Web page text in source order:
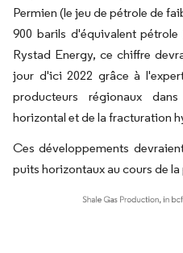
Permien (le jeu de pétrole de
900 barils d'équivalent
Rystad Energy, ce chiffre
jour d'ici 2022 grâce à
producteurs régionaux
horizontal et de la fracturation
Ces développements
puits horizontaux au cours de